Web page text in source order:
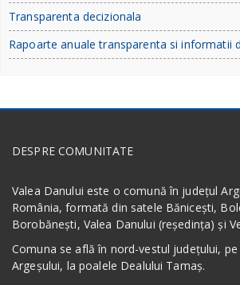
Transparenta decizionala
Rapoarte anuale transparenta si informatii
DESPRE COMUNITATE
Valea Danului este o comună în județul
România, formată din satele Bănicești,
Borobănești, Valea Danului (reședința) și
Comuna se află în nord-vestul județului,
Argeșului, la poalele Dealului Tamaș.